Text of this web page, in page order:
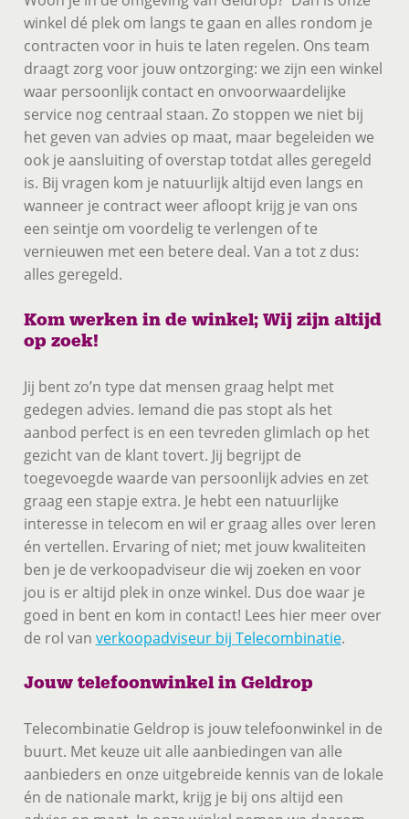
winkel dé plek om langs te gaan en alles rondom je
contracten voor in huis te laten regelen. Ons team
draagt zorg voor jouw ontzorging: we zijn een winkel
waar persoonlijk contact en onvoorwaardelijke
service nog centraal staan. Zo stoppen we niet bij
het geven van advies op maat, maar begeleiden we
ook je aansluiting of overstap totdat alles geregeld
is. Bij vragen kom je natuurlijk altijd even langs en
wanneer je contract weer afloopt krijg je van ons
een seintje om voordelig te verlengen of te
vernieuwen met een betere deal. Van a tot z dus:
alles geregeld.
Kom werken in de winkel; Wij zijn altijd
op zoek!
Jij bent zo’n type dat mensen graag helpt met
gedegen advies. Iemand die pas stopt als het
aanbod perfect is en een tevreden glimlach op het
gezicht van de klant tovert. Jij begrijpt de
toegevoegde waarde van persoonlijk advies en zet
graag een stapje extra. Je hebt een natuurlijke
interesse in telecom en wil er graag alles over leren
én vertellen. Ervaring of niet; met jouw kwaliteiten
ben je de verkoopadviseur die wij zoeken en voor
jou is er altijd plek in onze winkel. Dus doe waar je
goed in bent en kom in contact! Lees hier meer over
de rol van verkoopadviseur bij Telecombinatie.
Jouw telefoonwinkel in Geldrop
Telecombinatie Geldrop is jouw telefoonwinkel in de
buurt. Met keuze uit alle aanbiedingen van alle
aanbieders en onze uitgebreide kennis van de lokale
én de nationale markt, krijg je bij ons altijd een